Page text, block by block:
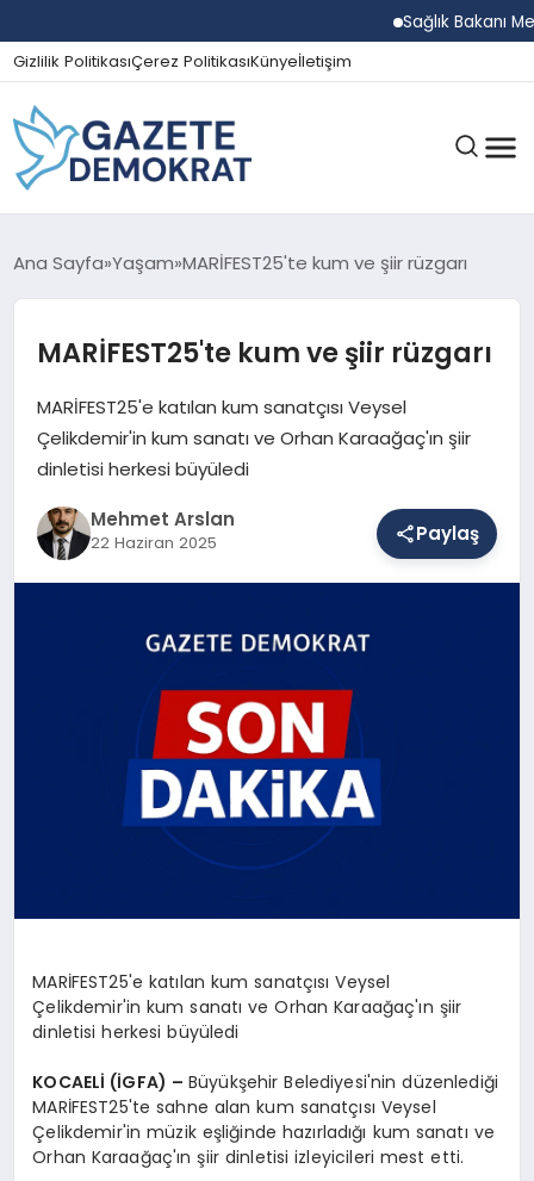
Sağlık Bakanı
Gizlilik PolitikasıÇerez PolitikasıKünyeİletişim
GÜNDEM
EKONOMI
SPOR
MAGAZIN
Ana Sayfa Yaşam MARİFEST25'te kum ve şiir rüzgarı
MARİFEST25'te kum ve şiir rüzgarı
MARİFEST25'e katılan kum sanatçısı Veysel
Çelikdemir'in kum sanatı ve Orhan Karaağaç'ın şiir
dinletisi herkesi büyüledi
Mehmet Arslan
22 Haziran 2025 Paylaş
MARİFEST25'e katılan kum sanatçısı Veysel
Çelikdemir'in kum sanatı ve Orhan Karaağaç'ın şiir
dinletisi herkesi büyüledi
KOCAELİ (İGFA) –Büyükşehir Belediyesi'nin düzenlediği
MARİFEST25'te sahne alan kum sanatçısı Veysel
Çelikdemir'in müzik eşliğinde hazırladığı kum sanatı ve
Orhan Karaağaç'ın şiir dinletisi izleyicileri mest etti.